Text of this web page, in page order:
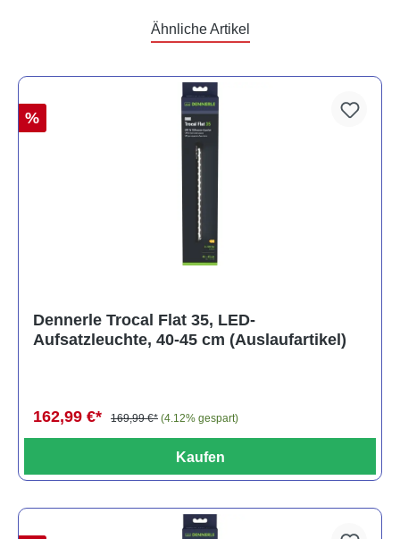
Ähnliche Artikel
%
Dennerle Trocal Flat 35, LED-
Aufsatzleuchte, 40-45 cm (Auslaufartikel)
162,99 €* 169,99 €* (4.12% gespart)
Kaufen